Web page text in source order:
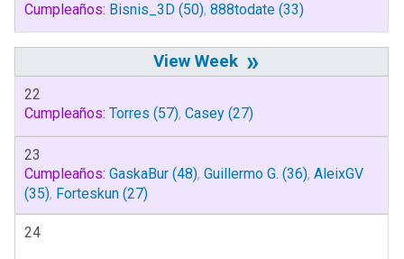
Cumpleaños: Bisnis_3D (50), 888todate (33)
»
22
Cumpleaños: Torres (57), Casey (27)
23
Cumpleaños: GaskaBur (48), Guillermo G. (36), AleixGV
(35), Forteskun (27)
24